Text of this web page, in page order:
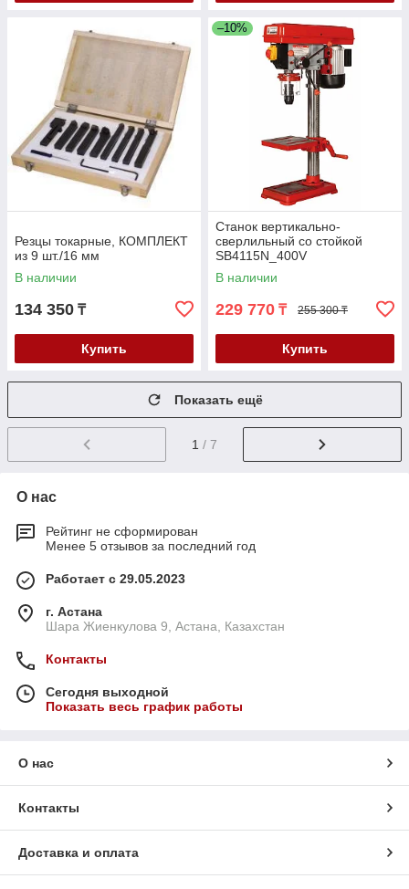
Резцы токарные, КОМПЛЕКТ
из 9 шт./16 мм
В наличии
134 350 ₸
Купить
–10%
Станок вертикально-
сверлильный со стойкой
SB4115N_400V
В наличии
229 770 ₸ 255 300 ₸
Купить
Показать ещё
1 / 7
О нас
Рейтинг не сформирован
Менее 5 отзывов за последний год
Работает с 29.05.2023
г. Астана
Шара Жиенкулова 9, Астана, Казахстан
Контакты
Сегодня выходной
Показать весь график работы
О нас
Контакты
Доставка и оплата